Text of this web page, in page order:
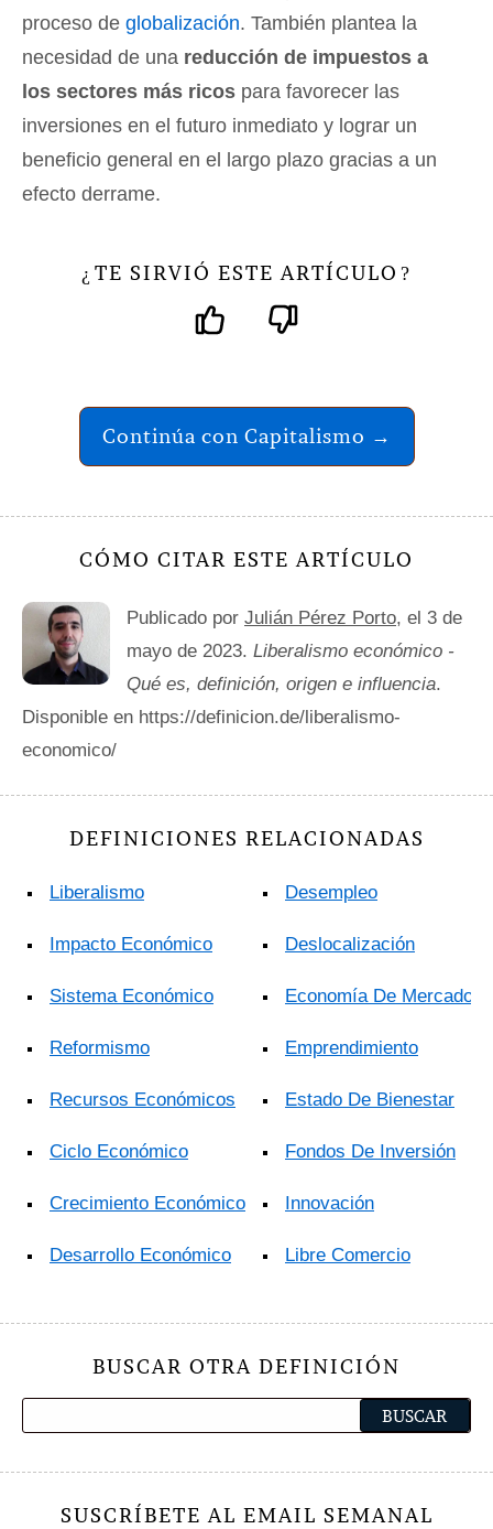
proceso de globalización. También plantea la
necesidad de una reducción de impuestos a
los sectores más ricos para favorecer las
inversiones en el futuro inmediato y lograr un
beneficio general en el largo plazo gracias a un
efecto derrame.
¿ TE SIRVIÓ ESTE ARTÍCULO ?
Continúa con Capitalismo →
CÓMO CITAR ESTE ARTÍCULO
Publicado por Julián Pérez Porto, el 3 de
mayo de 2023. Liberalismo económico -
Qué es, definición, origen e influencia.
Disponible en https://definicion.de/liberalismo-
economico/
DEFINICIONES RELACIONADAS
Liberalismo
Impacto Económico
Sistema Económico
Reformismo
Recursos Económicos
Ciclo Económico
Crecimiento Económico
Desarrollo Económico
Desempleo
Deslocalización
Economía De Mercado
Emprendimiento
Estado De Bienestar
Fondos De Inversión
Innovación
Libre Comercio
BUSCAR OTRA DEFINICIÓN
SUSCRÍBETE AL EMAIL SEMANAL